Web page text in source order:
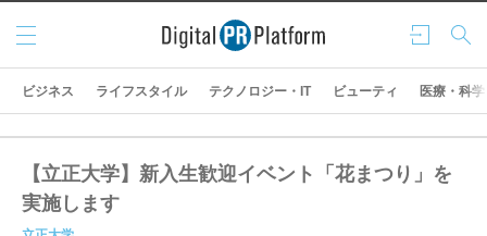
ログ
イン
検索
メニ
ュー
ビジネス ライフスタイル テクノロジー・IT ビューティ 医療・科学
【立正大学】新入生歓迎イベント「花まつり」を
実施します